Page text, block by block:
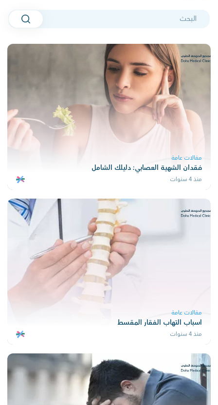
مقالات عامة
فقدان الشهية العصابي: دليلك الشامل
منذ 4 سنوات
مقالات عامة
اسباب التهاب الفقار المقسط
منذ 4 سنوات